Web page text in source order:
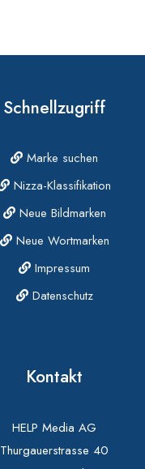
Schnellzugriff
Marke suchen
Nizza-Klassifikation
Neue Bildmarken
Neue Wortmarken
Impressum
Datenschutz
Kontakt
HELP Media AG
Thurgauerstrasse 40